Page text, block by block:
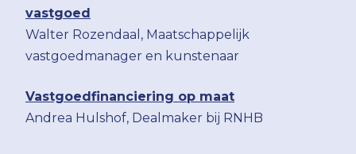
vastgoed
Walter Rozendaal, Maatschappelijk
vastgoedmanager en kunstenaar
Vastgoedfinanciering op maat
Andrea Hulshof, Dealmaker bij RNHB